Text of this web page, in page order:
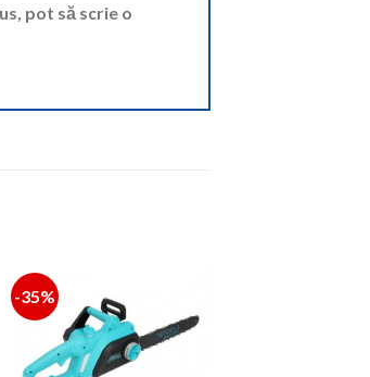
pot să scrie o
-35%